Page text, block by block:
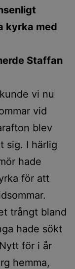
kyrka med
Staffan
vi nu
vid
blev
sig. I härlig
hade
för att
trångt bland
hade sökt
för i år
hemma,